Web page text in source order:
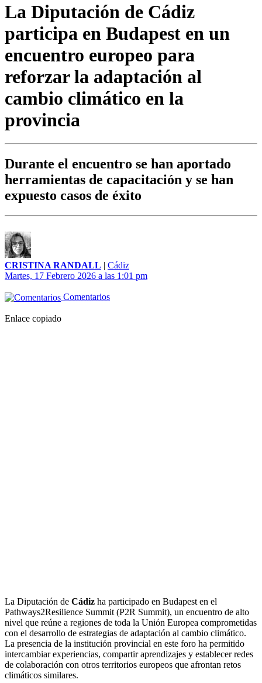
La Diputación de Cádiz
participa en Budapest en un
encuentro europeo para
reforzar la adaptación al
cambio climático en la
provincia
Durante el encuentro se han aportado
herramientas de capacitación y se han
expuesto casos de éxito
CRISTINA RANDALL | Cádiz
Martes, 17 Febrero 2026 a las 1:01 pm
Comentarios
Enlace copiado
La Diputación de Cádiz ha participado en Budapest en el
Pathways2Resilience Summit (P2R Summit), un encuentro de alto
nivel que reúne a regiones de toda la Unión Europea comprometidas
con el desarrollo de estrategias de adaptación al cambio climático.
La presencia de la institución provincial en este foro ha permitido
intercambiar experiencias, compartir aprendizajes y establecer redes
de colaboración con otros territorios europeos que afrontan retos
climáticos similares.